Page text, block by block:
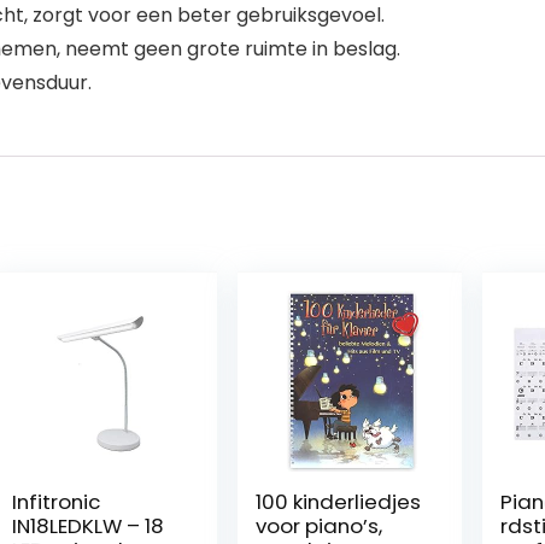
zorgt voor een beter gebruiksgevoel.
neemt geen grote ruimte in beslag.
Infitronic
IN18LEDKLW – 18
100 kinderliedjes
voor piano’s,